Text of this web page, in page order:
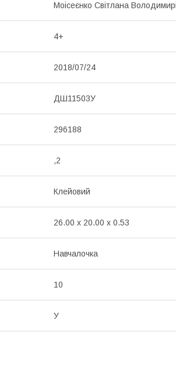
Моісеєнко Світлана
4+
2018/07/24
ДШ11503У
296188
,2
Клейовий
26.00 x 20.00 x 0.53
Навчалочка
10
У